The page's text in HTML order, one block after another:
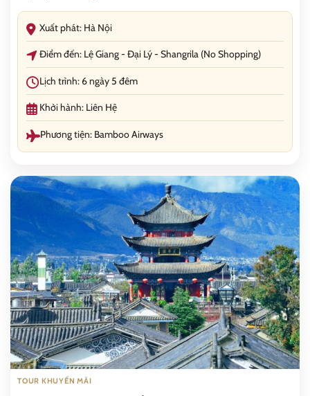
Xuất phát: Hà Nội
Điểm đến: Lệ Giang - Đại Lý - Shangrila (No Shopping)
Lịch trình: 6 ngày 5 đêm
Khởi hành: Liên Hệ
Phương tiện: Bamboo Airways
TOUR KHUYẾN MÃI